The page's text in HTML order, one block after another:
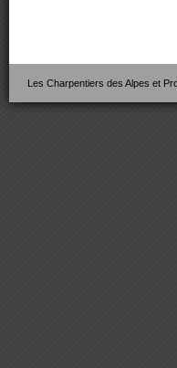
Les Charpentiers des Alpes et